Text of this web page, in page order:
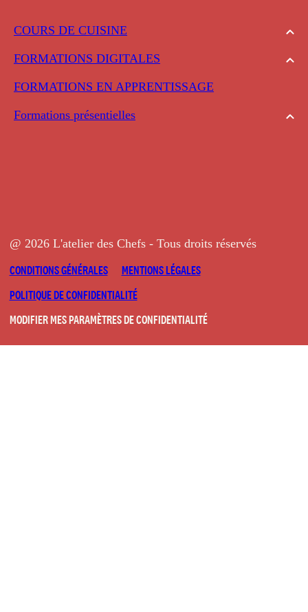
COURS DE CUISINE
FORMATIONS DIGITALES
FORMATIONS EN APPRENTISSAGE
Formations présentielles
@ 2026 L'atelier des Chefs - Tous droits réservés
CONDITIONS GÉNÉRALES
MENTIONS LÉGALES
POLITIQUE DE CONFIDENTIALITÉ
MODIFIER MES PARAMÈTRES DE CONFIDENTIALITÉ